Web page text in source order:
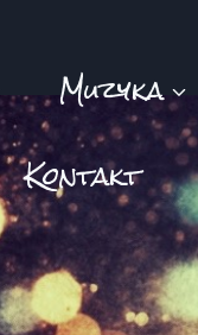
Muzyka
Kontakt